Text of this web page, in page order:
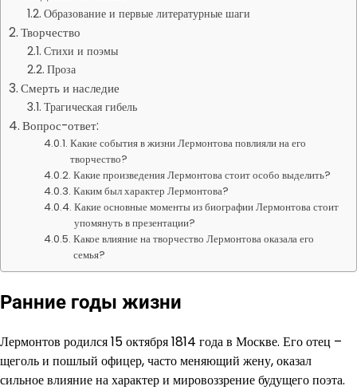
Образование и первые литературные шаги
Творчество
Стихи и поэмы
Проза
Смерть и наследие
Трагическая гибель
Вопрос-ответ:
Какие события в жизни Лермонтова повлияли на его
творчество?
Какие произведения Лермонтова стоит особо выделить?
Каким был характер Лермонтова?
Какие основные моменты из биографии Лермонтова стоит
упомянуть в презентации?
Какое влияние на творчество Лермонтова оказала его
семья?
Ранние годы жизни
Лермонтов родился 15 октября 1814 года в Москве. Его отец –
щеголь и пошлый офицер, часто меняющий жену, оказал
сильное влияние на характер и мировоззрение будущего поэта.